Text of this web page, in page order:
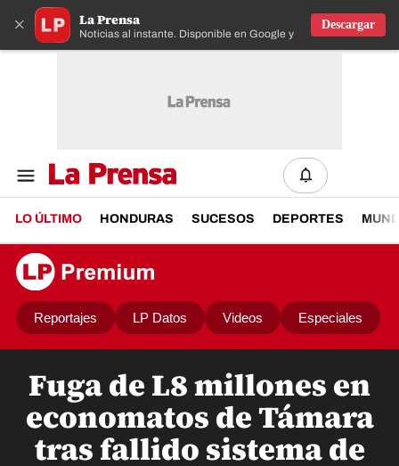
× La Prensa
Noticias al instante. Disponible en Google y IOS
Descargar
LO ÚLTIMO HONDURAS SUCESOS DEPORTES
Reportajes LP Datos Videos Especiales
Fuga de L8 millones en
economatos de Támara
tras fallido sistema de